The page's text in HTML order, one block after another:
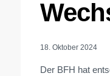
18. Oktober 2024
Der BFH hat